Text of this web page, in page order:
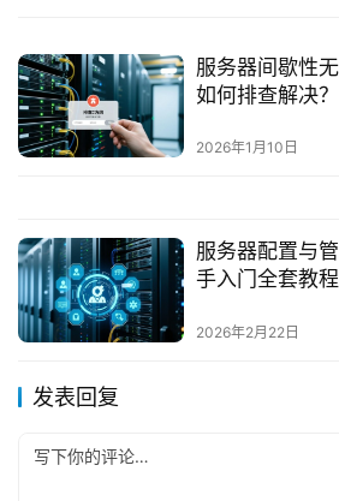
服务器间歇性
如何排查解决？
2026年1月10日
服务器配置与
手入门全套教程
2026年2月22日
发表回复